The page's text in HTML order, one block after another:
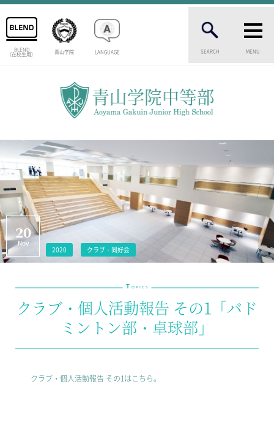
BLEND
（在校生用） 青山学院 LANGUAGE SEARCH MENU
中等部の歴史
特色ある教育
生徒数・教職員数
一貫校の流れ
卒業生インタビュー
校舎情報
メディアライブラリー
教育の特色・紹介
教育課程
キリスト教教育
20
Nov
2020 クラブ・同好会
T OPICS
クラブ・個人活動報告 その1「バド
ミントン部・卓球部」
クラブ・個人活動報告 その1はこちら。